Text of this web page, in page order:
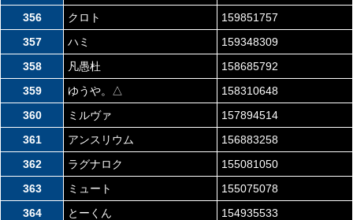
356
クロト
159851757
357
ハミ
159348309
358
凡愚杜
158685792
359
ゆうや。△
158310648
360
ミルヴァ
157894514
361
アンスリウム
156883258
362
ラグナロク
155081050
363
ミュート
155075078
364
とーくん
154935533